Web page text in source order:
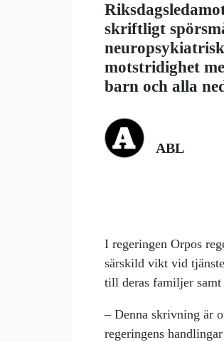
skriftligt
motstridighet
barn och alla
ABL
I regeringen Orpos
särskild vikt vid
till deras familjer
– Denna skrivning är
regeringens